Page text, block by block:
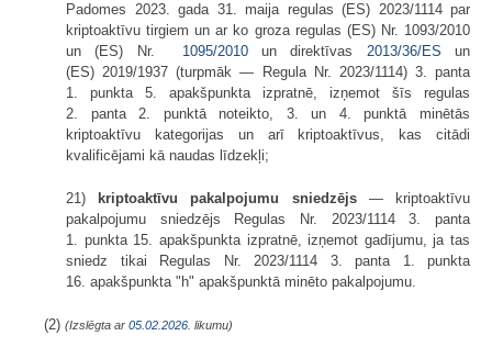
Padomes 2023. gada 31. maija regulas (ES) 2023/1114 par
kriptoaktīvu tirgiem un ar ko groza regulas (ES) Nr. 1093/2010
un (ES) Nr. 1095/2010un direktīvas 2013/36/ES un
(ES) 2019/1937 (turpmāk — Regula Nr. 2023/1114) 3. panta
1. punkta 5. apakšpunkta izpratnē, izņemot šīs regulas
2. panta 2. punktā noteikto, 3. un 4. punktā minētās
kriptoaktīvu kategorijas un arī kriptoaktīvus, kas citādi
kvalificējami kā naudas līdzekļi;
21) kriptoaktīvu pakalpojumu sniedzējs— kriptoaktīvu
pakalpojumu sniedzējs Regulas Nr. 2023/1114 3. panta
1. punkta 15. apakšpunkta izpratnē, izņemot gadījumu, ja tas
sniedz tikai Regulas Nr. 2023/1114 3. panta 1. punkta
16. apakšpunkta "h" apakšpunktā minēto pakalpojumu.
(2) (Izslēgta ar 05.02.2026 . likumu)